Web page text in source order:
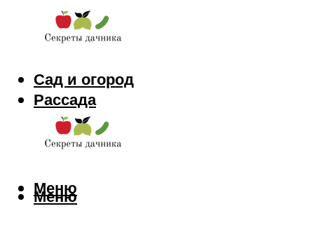
Сад и огород
Рассада
Цветы
Заготовки
Меню
Меню